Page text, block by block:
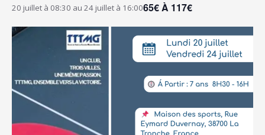
20 juillet à 08:30 au 24 juillet à 16:0065€ À 117€